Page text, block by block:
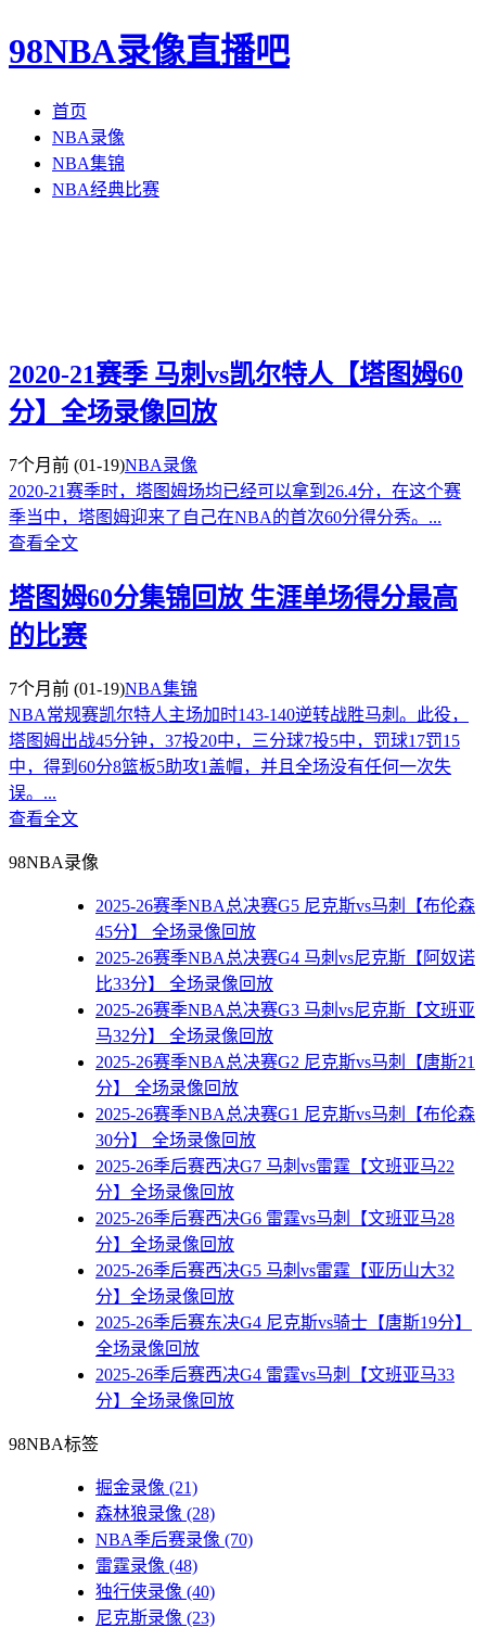
98NBA录像直播吧
首页
NBA录像
NBA集锦
NBA经典比赛
2020-21赛季 马刺vs凯尔特人【塔图姆60
分】全场录像回放
7个月前 (01-19)NBA录像
2020-21赛季时，塔图姆场均已经可以拿到26.4分，在这个赛
季当中，塔图姆迎来了自己在NBA的首次60分得分秀。...
查看全文
塔图姆60分集锦回放 生涯单场得分最高
的比赛
7个月前 (01-19)NBA集锦
NBA常规赛凯尔特人主场加时143-140逆转战胜马刺。此役，
塔图姆出战45分钟，37投20中，三分球7投5中，罚球17罚15
中，得到60分8篮板5助攻1盖帽，并且全场没有任何一次失
误。...
查看全文
98NBA录像
2025-26赛季NBA总决赛G5 尼克斯vs马刺【布伦森
45分】 全场录像回放
2025-26赛季NBA总决赛G4 马刺vs尼克斯【阿奴诺
比33分】 全场录像回放
2025-26赛季NBA总决赛G3 马刺vs尼克斯【文班亚
马32分】 全场录像回放
2025-26赛季NBA总决赛G2 尼克斯vs马刺【唐斯21
分】 全场录像回放
2025-26赛季NBA总决赛G1 尼克斯vs马刺【布伦森
30分】 全场录像回放
2025-26季后赛西决G7 马刺vs雷霆【文班亚马22
分】全场录像回放
2025-26季后赛西决G6 雷霆vs马刺【文班亚马28
分】全场录像回放
2025-26季后赛西决G5 马刺vs雷霆【亚历山大32
分】全场录像回放
2025-26季后赛东决G4 尼克斯vs骑士【唐斯19分】
全场录像回放
2025-26季后赛西决G4 雷霆vs马刺【文班亚马33
分】全场录像回放
98NBA标签
掘金录像 (21)
森林狼录像 (28)
NBA季后赛录像 (70)
雷霆录像 (48)
独行侠录像 (40)
尼克斯录像 (23)